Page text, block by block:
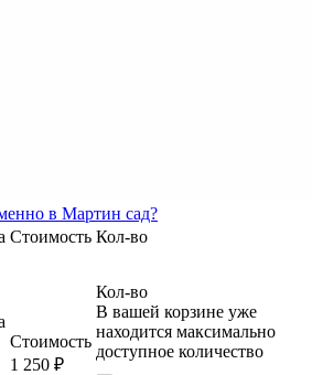
в Мартин сад?
Стоимость Кол-во
Стоимость
1 250 ₽
Кол-во
В вашей корзине уже
находится максимально
доступное количество